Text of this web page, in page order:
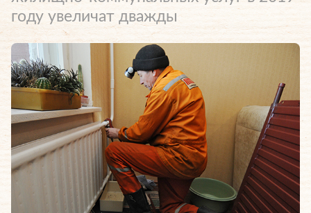
году увеличат дважды